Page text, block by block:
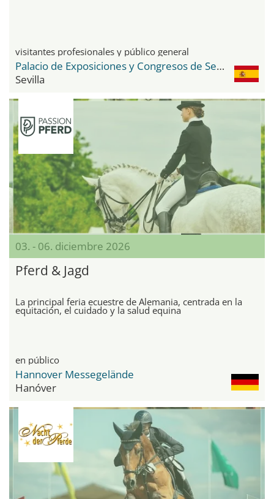
visitantes profesionales y público general
Palacio de Exposiciones y Congresos de Sevilla FIBES
Sevilla
03. - 06. diciembre 2026
Pferd & Jagd
La principal feria ecuestre de Alemania, centrada en la
equitación, el cuidado y la salud equina
en público
Hannover Messegelände
Hanóver